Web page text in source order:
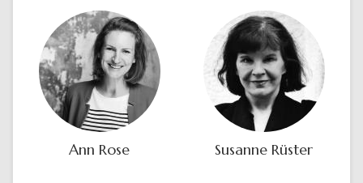
Ann Rose Susanne Rüster